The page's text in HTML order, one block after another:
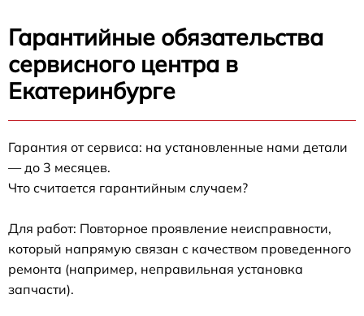
Гарантийные обязательства
сервисного центра в
Екатеринбурге
Гарантия от сервиса: на установленные нами детали
— до 3 месяцев.
Что считается гарантийным случаем?
Для работ: Повторное проявление неисправности,
который напрямую связан с качеством проведенного
ремонта (например, неправильная установка
запчасти).